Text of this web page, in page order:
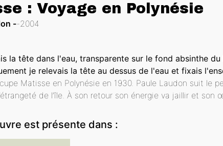
: Voyage en Polynésie
2004
la tête dans l'eau, transparente sur le fond absinthe
je relevais la tête au dessus de l'eau et fixais
Matisse en Polynésie en 1930. Paule Laudon suit le
de l’île. À son retour son énergie va jaillir et son
est présente dans :